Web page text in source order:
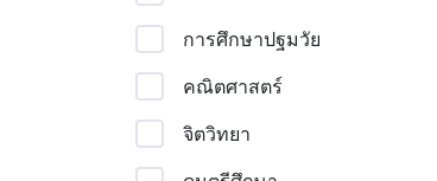
การศึกษาปฐมวัย
คณิตศาสตร์
จิตวิทยา